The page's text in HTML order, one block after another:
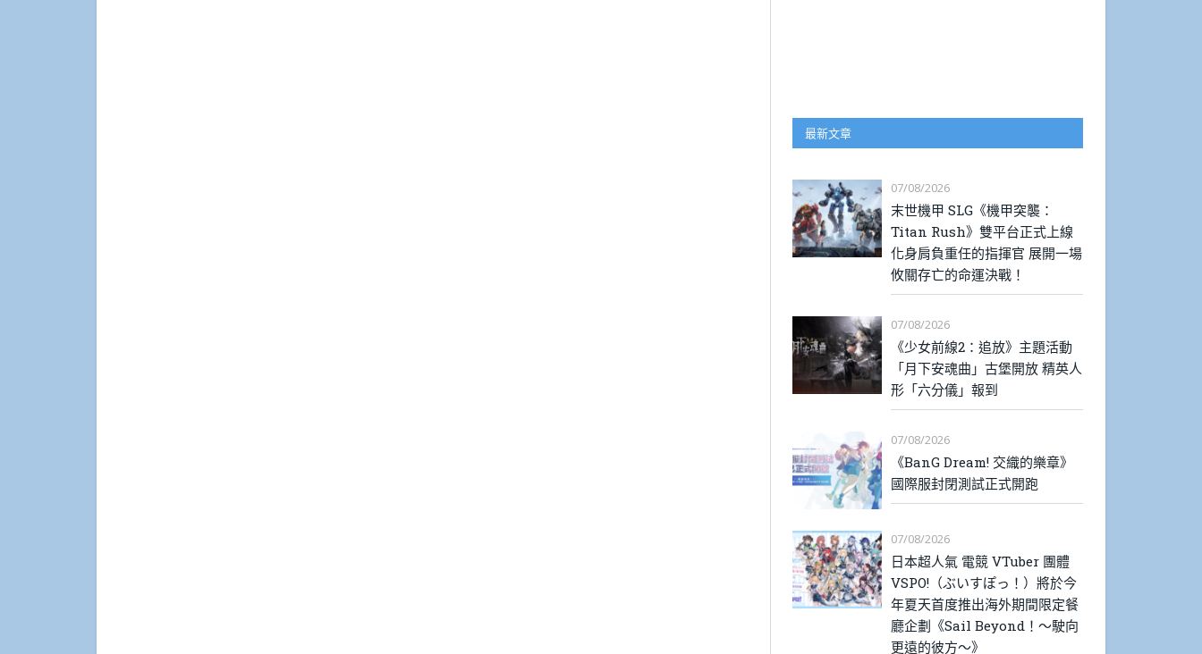
最新文章
07/08/2026
末世機甲 SLG《機甲突襲：
Titan Rush》雙平台正式上線
化身肩負重任的指揮官 展開一場
攸關存亡的命運決戰！
07/08/2026
《少女前線2：追放》主題活動
「月下安魂曲」古堡開放 精英人
形「六分儀」報到
07/08/2026
《BanG Dream! 交織的樂章》
國際服封閉測試正式開跑
07/08/2026
日本超人氣 電競 VTuber 團體
VSPO!（ぶいすぽっ！）將於今
年夏天首度推出海外期間限定餐
廳企劃《Sail Beyond！～駛向
更遠的彼方～》